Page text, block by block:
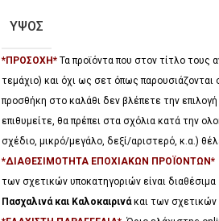
ΥΨΟΣ
*ΠΡΟΣΟΧΗ* Τα προϊόντα που στον τίτλο τους
τεμάχιο) και όχι ως σετ όπως
προσθήκη στο καλάθι δεν βλέπετε την
επιθυμείτε, θα πρέπει στα σχόλια κατά την
σχέδιο, μικρό/μεγάλο, δεξί/αριστερό, κ.α.)
*ΔΙΑΘΕΣΙΜΟΤΗΤΑ ΕΠΟΧΙΑΚΩΝ ΠΡΟΪΟΝΤΩΝ*
των σχετικών υποκατηγοριών είναι διαθέσιμα
Πασχαλινά και Καλοκαιρινάκαι των σχετικών